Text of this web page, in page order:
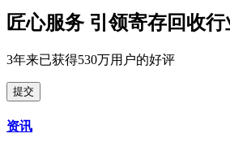
匠心服务 引领寄存回收
3年来已获得530万用户的好评
提交
资讯